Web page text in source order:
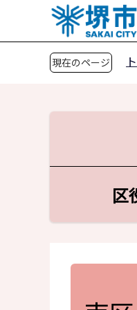
ペ
現在のページ
区